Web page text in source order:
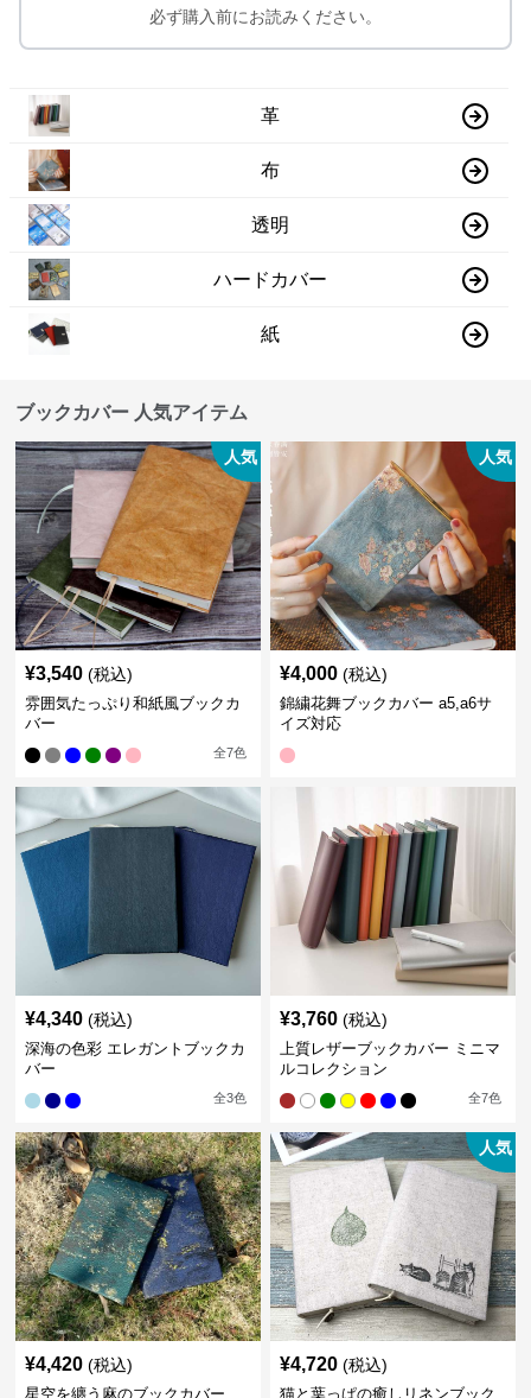
必ず購入前にお読みください。
革
布
透明
ハードカバー
紙
ブックカバー 人気アイテム
人気
¥3,540 (税込)
雰囲気たっぷり和紙風ブックカ
バー
全7色
人気
¥4,000 (税込)
錦繍花舞ブックカバー a5,a6サ
イズ対応
¥4,340 (税込)
深海の色彩 エレガントブックカ
バー
全3色
¥3,760 (税込)
上質レザーブックカバー ミニマ
ルコレクション
全7色
¥4,420 (税込)
星空を纏う麻のブックカバー
人気
¥4,720 (税込)
猫と葉っぱの癒しリネンブック